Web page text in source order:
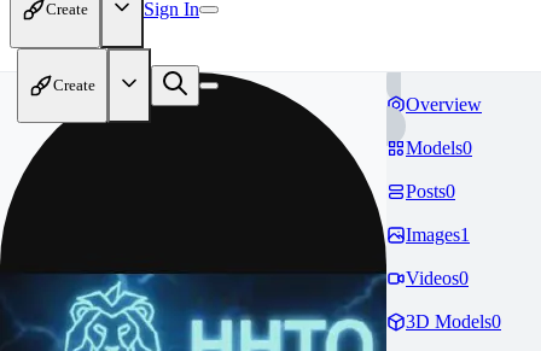
Create Sign In
Create
Overview
Models0
Posts0
Images1
Videos0
3D Models0